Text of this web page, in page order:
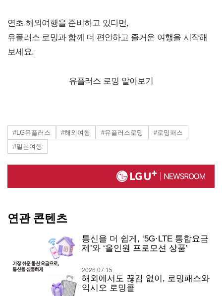
연초 해외여행을 준비하고 있다면,
유플러스 로밍과 함께 더 편안하고 즐거운 여행을 시작해
보세요.
유플러스 로밍 알아보기
#LG유플러스 #해외여행 #유플러스로밍
#로밍패스
#일본여행
연관 콘텐츠
통신을 더 쉽게, ‘5G·LTE 통합요금
제’와 ‘올인원 프로모션 상품’
2026.07.15
해외에서도 끊김 없이, 로밍패스와
익시오 로밍콜